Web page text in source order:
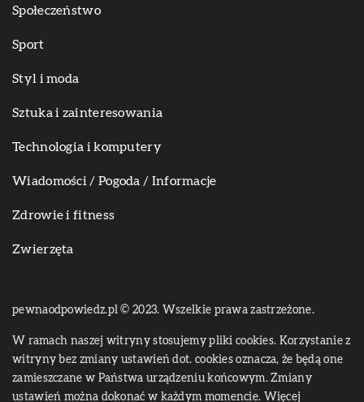
Społeczeństwo
Sport
Styl i moda
Sztuka i zainteresowania
Technologia i komputery
Wiadomości / Pogoda / Informacje
Zdrowie i fitness
Zwierzęta
pewnaodpowiedz.pl © 2023. Wszelkie prawa zastrzeżone.
W ramach naszej witryny stosujemy pliki cookies. Korzystanie z
witryny bez zmiany ustawień dot. cookies oznacza, że będą one
zamieszczane w Państwa urządzeniu końcowym. Zmiany
ustawień można dokonać w każdym momencie. Więcej